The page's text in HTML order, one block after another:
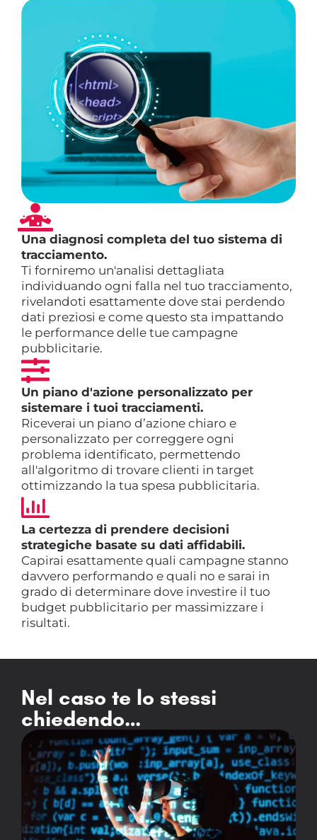
Una diagnosi completa del tuo sistema di
tracciamento.
Ti forniremo un'analisi dettagliata
individuando ogni falla nel tuo tracciamento,
rivelandoti esattamente dove stai perdendo
dati preziosi e come questo sta impattando
le performance delle tue campagne
pubblicitarie.
Un piano d'azione personalizzato per
sistemare i tuoi tracciamenti.
Riceverai un piano d’azione chiaro e
personalizzato per correggere ogni
problema identificato, permettendo
all'algoritmo di trovare clienti in target
ottimizzando la tua spesa pubblicitaria.
La certezza di prendere decisioni
strategiche basate su dati affidabili.
Capirai esattamente quali campagne stanno
davvero performando e quali no e sarai in
grado di determinare dove investire il tuo
budget pubblicitario per massimizzare i
risultati.
Nel caso te lo stessi
chiedendo…